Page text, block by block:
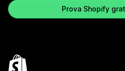
Prova Shopify